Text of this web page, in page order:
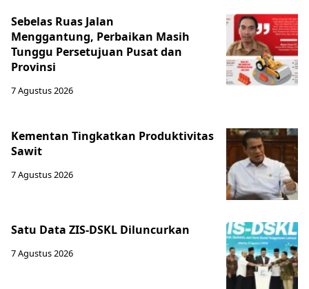
Sebelas Ruas Jalan
Menggantung, Perbaikan Masih
Tunggu Persetujuan Pusat dan
Provinsi
7 Agustus 2026
Kementan Tingkatkan Produktivitas
Sawit
7 Agustus 2026
Satu Data ZIS-DSKL Diluncurkan
7 Agustus 2026